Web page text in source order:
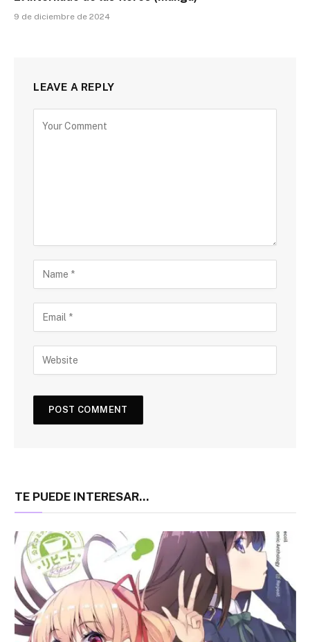
9 de diciembre de 2024
LEAVE A REPLY
TE PUEDE INTERESAR...